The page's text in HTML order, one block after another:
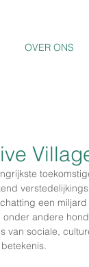
OVER ONS
een
onder andere
van sociale,